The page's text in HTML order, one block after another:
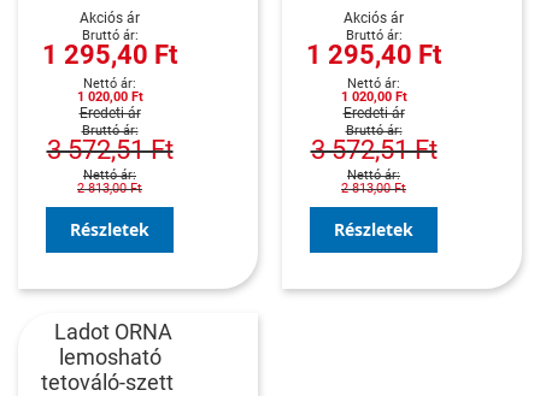
Akciós ár
1 295,40 Ft
1 020,00 Ft
Eredeti ár
3 572,51 Ft
2 813,00 Ft
Részletek
Akciós ár
1 295,40 Ft
1 020,00 Ft
Eredeti ár
3 572,51 Ft
2 813,00 Ft
Részletek
Ladot ORNA
lemosható
tetováló-szett